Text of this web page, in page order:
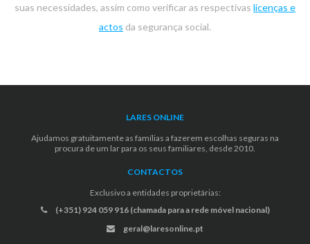
suas necessidades, assim como verificar as respectivas licenças e
actos da segurança social.
LARES ONLINE
Ajudamos gratuitamente as famílias a fazerem escolhas seguras na
procura de um lar para os seus familiares, desde 2010.
CONTACTOS
Exclusivo a entidades proprietárias:
(+351) 924 059 916 (chamada para a rede móvel nacional)
geral@laresonline.pt